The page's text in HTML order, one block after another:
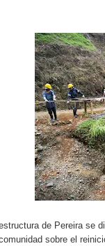
/ La Alcaldía
/ Agua
/ Población
de Pereira se
sobre el